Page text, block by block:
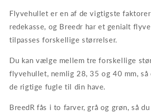
Flyvehullet er en af de vigtigste
redekasse, og Breedr har et genialt
tilpasses forskellige størrelser.
Du kan vælge mellem tre forskellige
flyvehullet, nemlig 28, 35 og 40 mm,
de rigtige fugle til din have.
BreedR fås i to farver, grå og grøn, så